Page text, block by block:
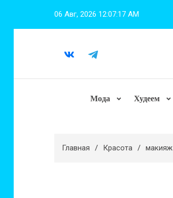
06 Авг, 2026 12:07:17 AM
Мода Худеем
Главная Красота макияж